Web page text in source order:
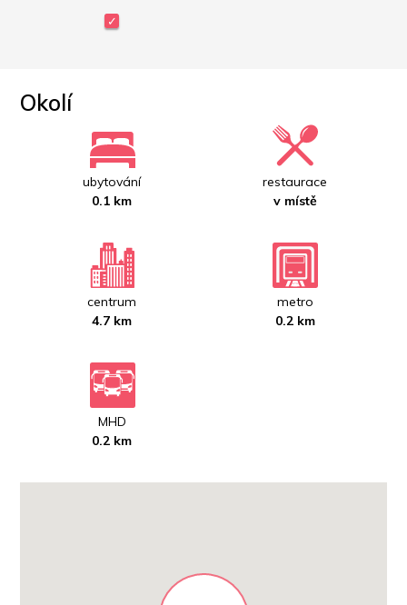
Okolí
ubytování
0.1 km
restaurace
v místě
centrum
4.7 km
metro
0.2 km
MHD
0.2 km